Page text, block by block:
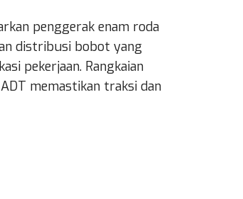
penggerak enam roda
distribusi bobot yang
pekerjaan. Rangkaian
memastikan traksi dan